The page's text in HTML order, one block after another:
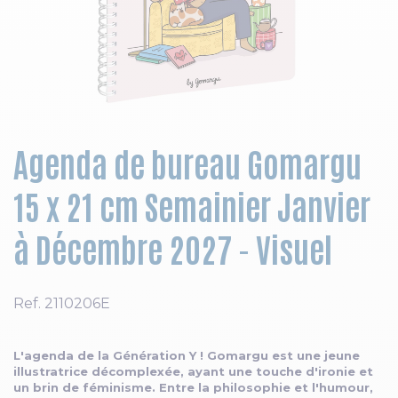
Agenda de bureau Gomargu
15 x 21 cm Semainier Janvier
à Décembre 2027 - Visuel
Ref. 2110206E
L'agenda de la Génération Y ! Gomargu est une jeune
illustratrice décomplexée, ayant une touche d'ironie et
un brin de féminisme. Entre la philosophie et l'humour,